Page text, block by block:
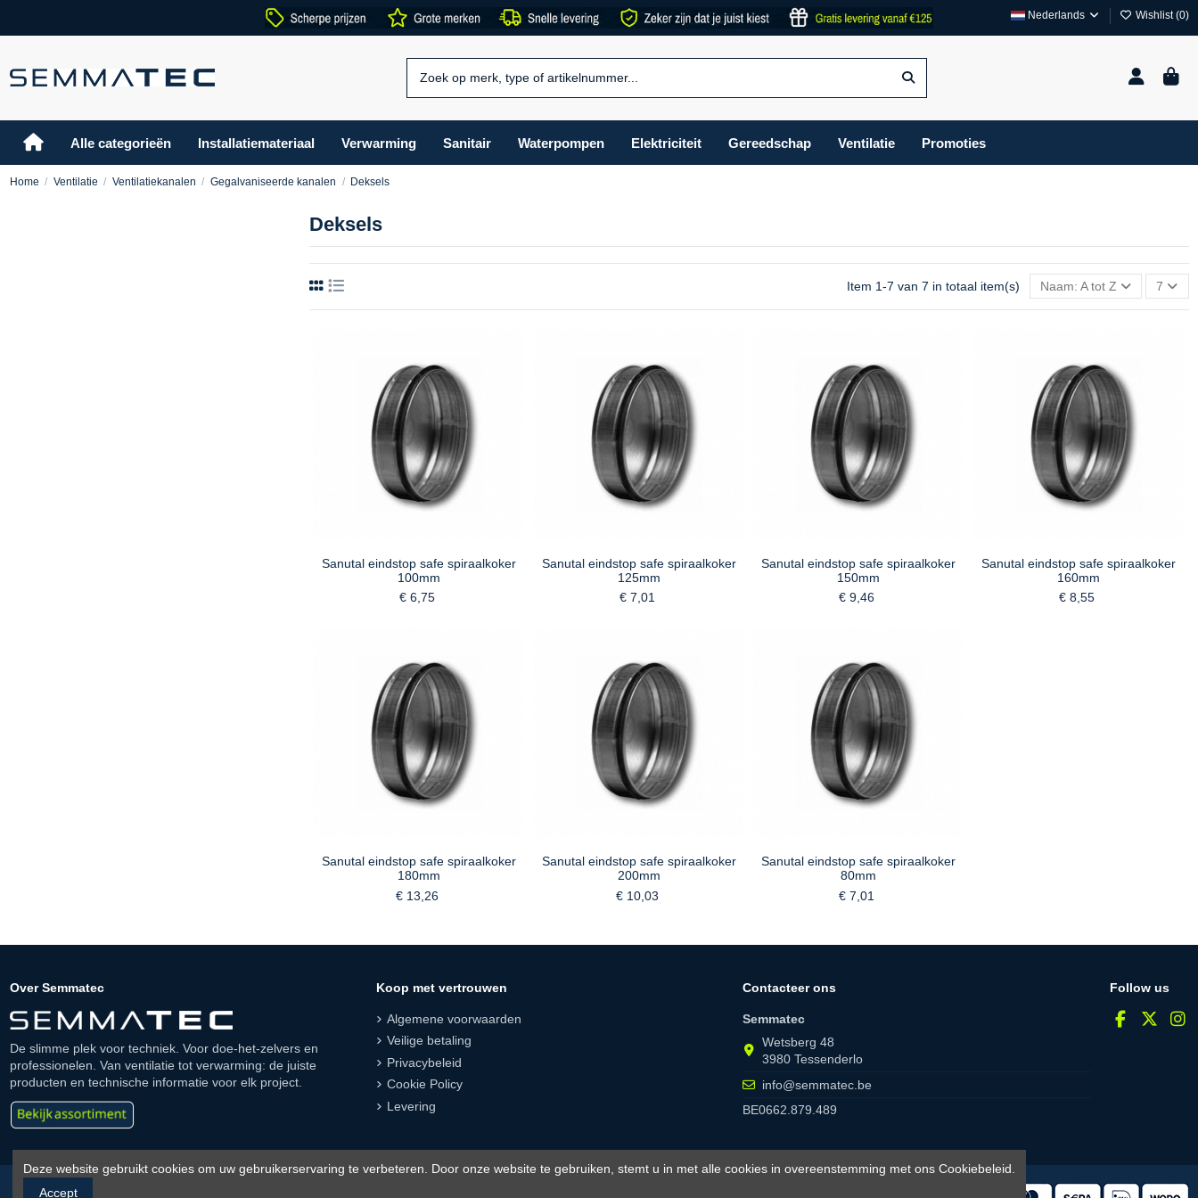
Nederlands Wishlist (0)
Alle categorieën Installatiemateriaal Verwarming Sanitair Waterpompen Elektriciteit Gereedschap Ventilatie Promoties
Home Ventilatie Ventilatiekanalen Gegalvaniseerde kanalen Deksels
Deksels
Item 1-7 van 7 in totaal item(s) Naam: A tot Z 7
Sanutal eindstop safe spiraalkoker
100mm
€ 6,75
Sanutal eindstop safe spiraalkoker
125mm
€ 7,01
Sanutal eindstop safe spiraalkoker
150mm
€ 9,46
Sanutal eindstop safe spiraalkoker
160mm
€ 8,55
Sanutal eindstop safe spiraalkoker
180mm
€ 13,26
Sanutal eindstop safe spiraalkoker
200mm
€ 10,03
Sanutal eindstop safe spiraalkoker
80mm
€ 7,01
Over Semmatec
De slimme plek voor techniek. Voor doe-het-zelvers en
professionelen. Van ventilatie tot verwarming: de juiste
producten en technische informatie voor elk project.
Koop met vertrouwen
Algemene voorwaarden
Veilige betaling
Privacybeleid
Cookie Policy
Levering
Contacteer ons
Semmatec
Wetsberg 48
3980 Tessenderlo
info@semmatec.be
BE0662.879.489
Follow us
Deze website gebruikt cookies om uw gebruikerservaring te verbeteren. Door onze website te gebruiken, stemt u in met alle cookies in overeenstemming met ons Cookiebeleid.
Accept